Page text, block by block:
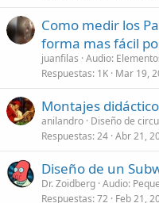
Como medir los
forma mas fácil
juanfilas Audio:
Respuestas 1K Mar 19,
Montajes
anilandro Diseño de
Respuestas 24 Abr 21,
Diseño de un
Dr. Zoidberg Audio:
Respuestas 72 Feb 21,